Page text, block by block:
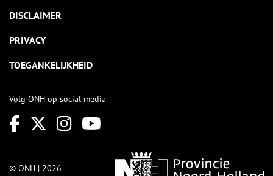
DISCLAIMER
PRIVACY
TOEGANKELIJKHEID
Volg ONH op social media
© ONH | 2026